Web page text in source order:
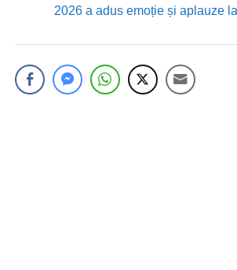
2026 a adus emoție și aplauze